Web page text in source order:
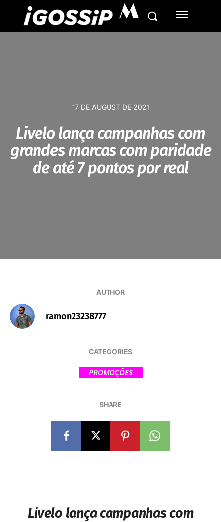
M
17 DE AUGUST DE 2021
Livelo lança campanhas com
grandes marcas com paridade
de até 7 pontos por real
AUTHOR
ramon23238777
CATEGORIES
PROMOÇÕES
SHARE
Livelo lança campanhas com